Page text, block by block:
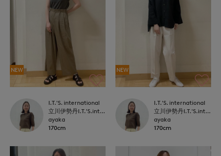
NEW
I.T.'S. international
立川伊勢丹I.T.'S.international
ayaka
170cm
NEW
I.T.'S. international
立川伊勢丹I.T.'S.international
ayaka
170cm